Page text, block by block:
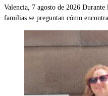
Valencia, 7 agosto de 2026 Durante
familias se preguntan cómo